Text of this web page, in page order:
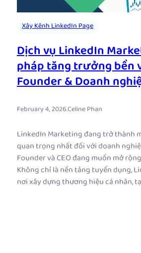
Xây Kênh LinkedIn Page
Dịch vụ LinkedIn
pháp tăng trưởng bền
Founder & Doanh
February 4, 2026.Celine Phan
LinkedIn Marketing đang trở thành
quan trọng nhất đối với doanh
Founder và CEO đang muốn mở
Không chỉ là nền tảng tuyển dụng,
nơi xây dựng thương hiệu cá nhân,